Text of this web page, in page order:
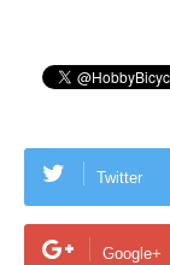
Twitter
Google+